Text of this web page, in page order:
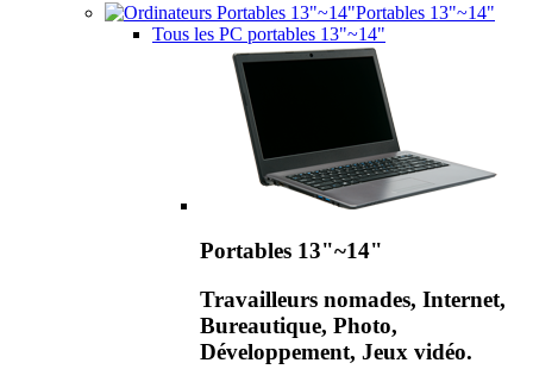
Portables 13"~14"
Tous les PC portables 13"~14"
Portables 13"~14"
Travailleurs nomades, Internet,
Bureautique, Photo,
Développement, Jeux vidéo.